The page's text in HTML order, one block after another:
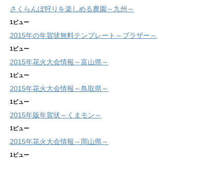
さくらんぼ狩りを楽しめる農園～九州～
1ビュー
2015年の年賀状無料テンプレート～ブラザー～
1ビュー
2015年花火大会情報～富山県～
1ビュー
2015年花火大会情報～鳥取県～
1ビュー
2015年版年賀状～くまモン～
1ビュー
2015年花火大会情報～岡山県～
1ビュー